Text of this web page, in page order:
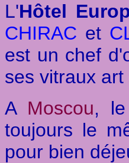
L'Hôtel
CHIRAC et
est un chef
ses vitraux
A Moscou, le
toujours le
pour bien